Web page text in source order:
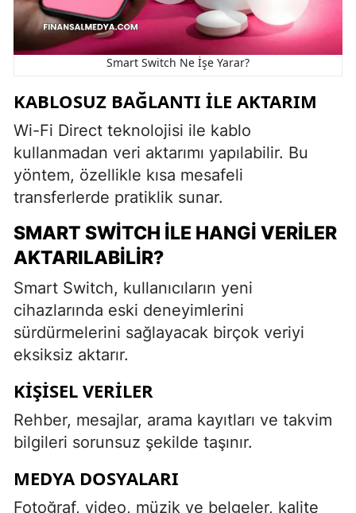
Smart Switch Ne İşe Yarar?
KABLOSUZ BAĞLANTI ILE AKTARIM
Wi-Fi Direct teknolojisi ile kablo
kullanmadan veri aktarımı yapılabilir. Bu
yöntem, özellikle kısa mesafeli
transferlerde pratiklik sunar.
SMART SWITCH ILE HANGI VERILER
AKTARILABILIR?
Smart Switch, kullanıcıların yeni
cihazlarında eski deneyimlerini
sürdürmelerini sağlayacak birçok veriyi
eksiksiz aktarır.
KIŞISEL VERILER
Rehber, mesajlar, arama kayıtları ve takvim
bilgileri sorunsuz şekilde taşınır.
MEDYA DOSYALARI
Fotoğraf, video, müzik ve belgeler, kalite